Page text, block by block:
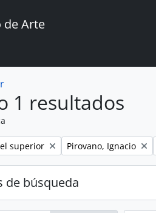
de Arte
1 resultados
superior Remove filter:
Pirovano, Ignacio
de búsqueda